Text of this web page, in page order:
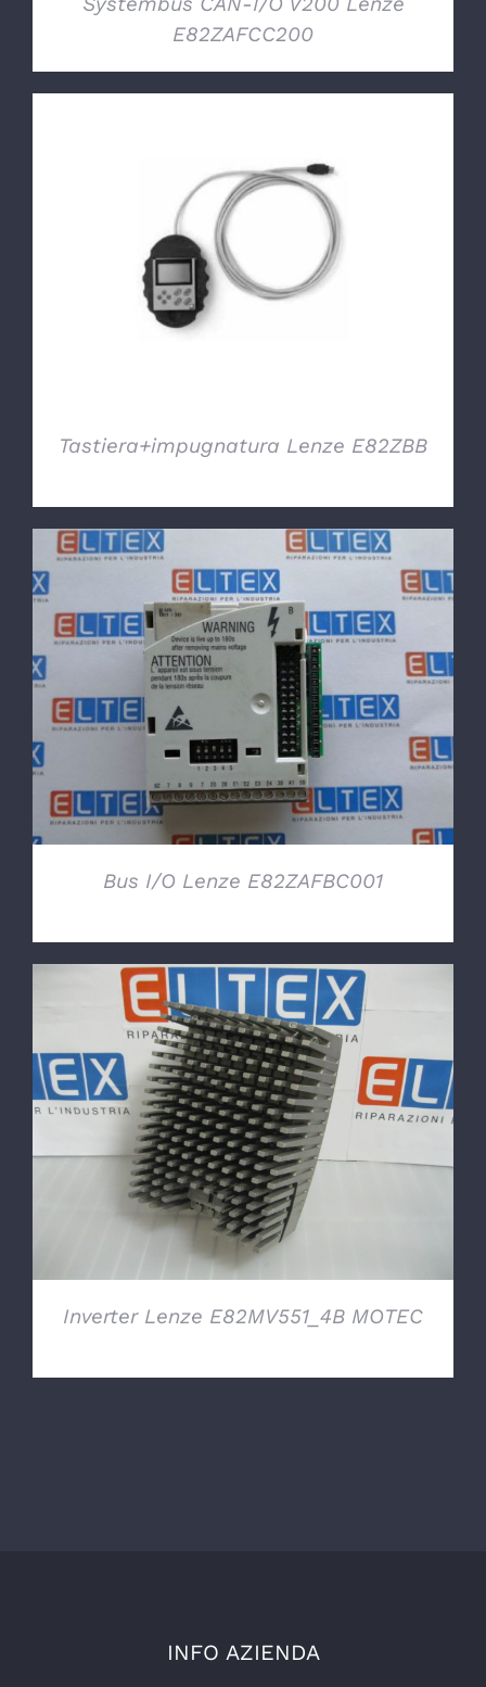
E82ZAFCC200
DETTAGLI
Tastiera+impugnatura Lenze E82ZBB
DETTAGLI
Bus I/O Lenze E82ZAFBC001
DETTAGLI
Inverter Lenze E82MV551_4B MOTEC
INFO AZIENDA